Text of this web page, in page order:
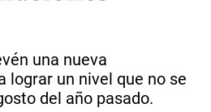
una nueva
lograr un nivel que no se
del año pasado.